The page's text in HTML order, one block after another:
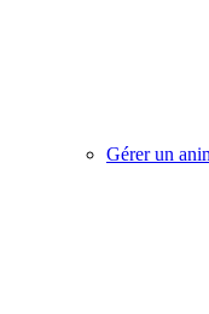
Gérer un